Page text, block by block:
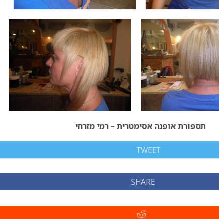
תספורת אופנה אסימטרית – רמי מזרחי
TWEET
SHARE